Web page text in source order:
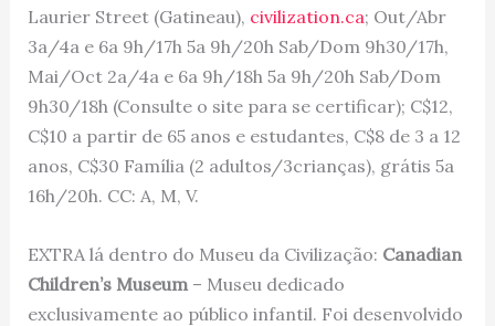
Laurier Street (Gatineau), civilization.ca; Out/Abr
3a/4a e 6a 9h/17h 5a 9h/20h Sab/Dom 9h30/17h,
Mai/Oct 2a/4a e 6a 9h/18h 5a 9h/20h Sab/Dom
9h30/18h (Consulte o site para se certificar); C$12,
C$10 a partir de 65 anos e estudantes, C$8 de 3 a 12
anos, C$30 Família (2 adultos/3crianças), grátis 5a
16h/20h. CC: A, M, V.
EXTRA lá dentro do Museu da Civilização: Canadian
Children’s Museum– Museu dedicado
exclusivamente ao público infantil. Foi desenvolvido